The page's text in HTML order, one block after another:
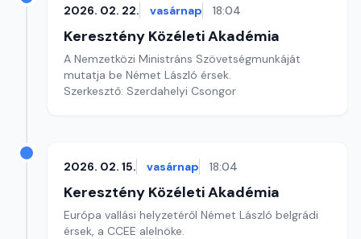
2026. 02. 22. vasárnap 18:04
Keresztény Közéleti Akadémia
A Nemzetközi Ministráns Szövetségmunkáját
mutatja be Német László érsek.
Szerkesztő: Szerdahelyi Csongor
2026. 02. 15. vasárnap 18:04
Keresztény Közéleti Akadémia
Európa vallási helyzetéről Német László belgrádi
érsek, a CCEE alelnöke.